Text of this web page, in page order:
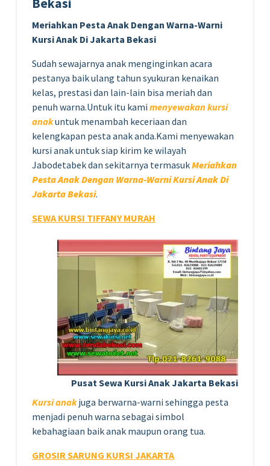
Meriahkan Pesta Anak Dengan Warna-Warni
Kursi Anak Di Jakarta Bekasi
Sudah sewajarnya anak menginginkan acara
pestanya baik ulang tahun syukuran kenaikan
kelas, prestasi dan lain-lain bisa meriah dan
penuh warna.Untuk itu kami menyewakan kursi
anakuntuk menambah keceriaan dan
kelengkapan pesta anak anda.Kami menyewakan
kursi anak untuk siap kirim ke wilayah
Jabodetabek dan sekitarnya termasukMeriahkan
Pesta Anak Dengan Warna-Warni Kursi Anak Di
Jakarta Bekasi.
SEWA KURSI TIFFANY MURAH
Pusat Sewa Kursi Anak Jakarta Bekasi
Kursi anak juga berwarna-warni sehingga pesta
menjadi penuh warna sebagai simbol
kebahagiaan baik anak maupun orang tua.
GROSIR SARUNG KURSI JAKARTA